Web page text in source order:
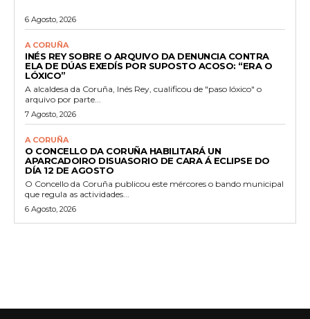
6 Agosto, 2026
A CORUÑA
INÉS REY SOBRE O ARQUIVO DA DENUNCIA CONTRA
ELA DE DÚAS EXEDÍS POR SUPOSTO ACOSO: “ERA O
LÓXICO”
A alcaldesa da Coruña, Inés Rey, cualificou de "paso lóxico" o
arquivo por parte...
7 Agosto, 2026
A CORUÑA
O CONCELLO DA CORUÑA HABILITARÁ UN
APARCADOIRO DISUASORIO DE CARA Á ECLIPSE DO
DÍA 12 DE AGOSTO
O Concello da Coruña publicou este mércores o bando municipal
que regula as actividades...
6 Agosto, 2026